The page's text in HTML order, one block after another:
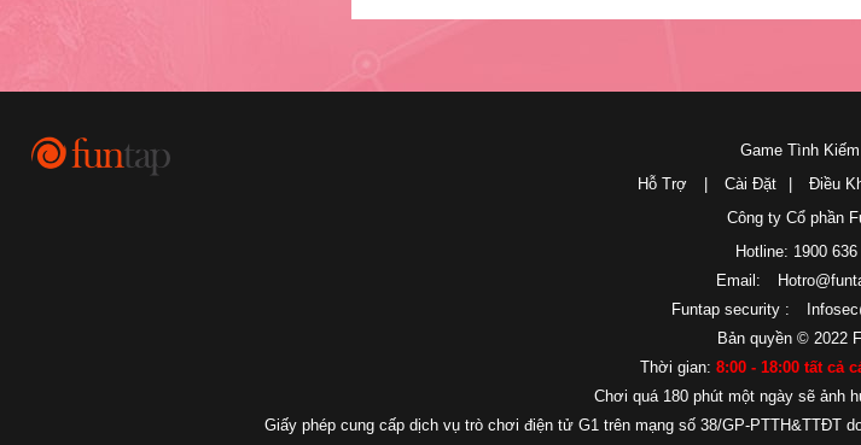
Game Tình
Hỗ Trợ
Cài Đặt Điều
Công ty Cổ phần
Hotline: 1900 636
Email:
Funtap security :
Bản quyền © 2022
Thời gian: 8:00 - 18:00 tất cả
Chơi quá 180 phút một ngày sẽ ảnh
Giấy phép cung cấp dịch vụ trò chơi điện tử G1 trên mạng số 38/GP-PTTH&TTĐT